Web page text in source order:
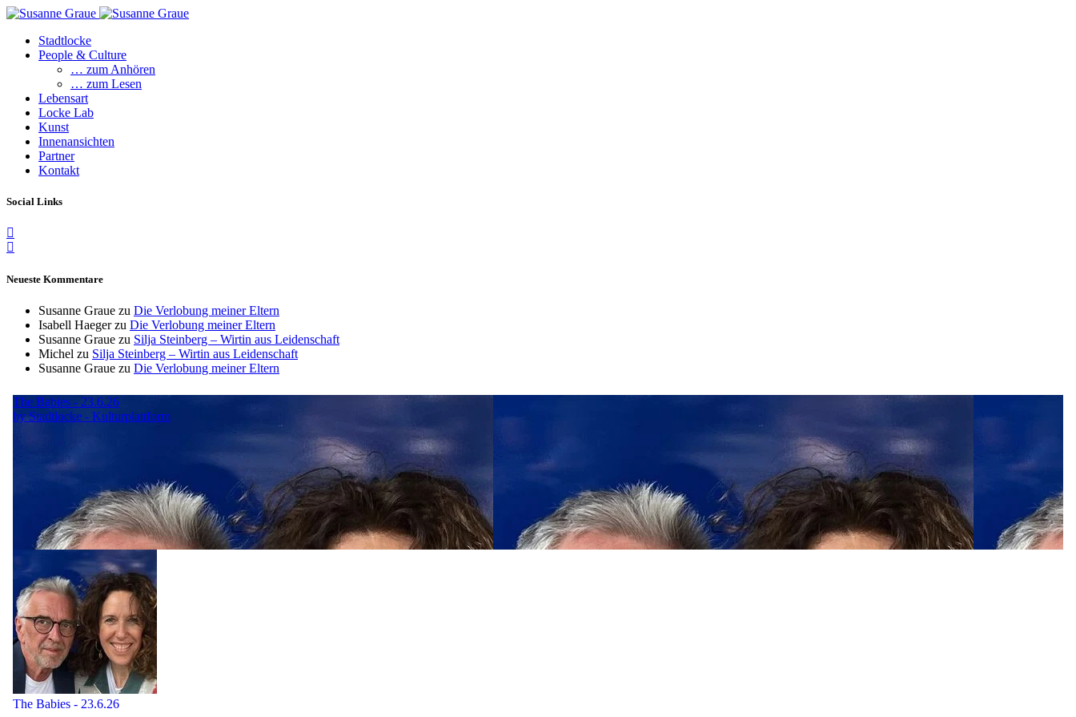
Stadtlocke
People & Culture
… zum Anhören
… zum Lesen
Lebensart
Locke Lab
Kunst
Innenansichten
Partner
Kontakt
Social Links
Neueste Kommentare
Susanne Graue zu Die Verlobung meiner Eltern
Isabell Haegerzu Die Verlobung meiner Eltern
Susanne Graue zu Silja Steinberg – Wirtin aus Leidenschaft
Michel zu Silja Steinberg – Wirtin aus Leidenschaft
Susanne Graue zu Die Verlobung meiner Eltern